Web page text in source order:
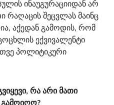
ინაუგურაციიდან არ
რაღაცის შეცვლას მაინც
აქედან გამოდის, რომ
ექვივალენტი
პოლიტიკური
რა არი მათი
გამოიღო?